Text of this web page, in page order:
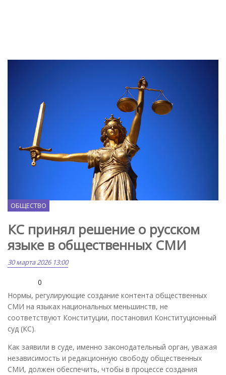
Pixabay.com
ОБЩЕСТВО
КС принял решение о русском
языке в общественных СМИ
30 марта 2026 13:00
0
Нормы, регулирующие создание контента общественных
СМИ на языках национальных меньшинств, не
соответствуют Конституции, постановил Конституционный
суд (КС).
Как заявили в суде, именно законодательный орган, уважая
независимость и редакционную свободу общественных
СМИ, должен обеспечить, чтобы в процессе создания